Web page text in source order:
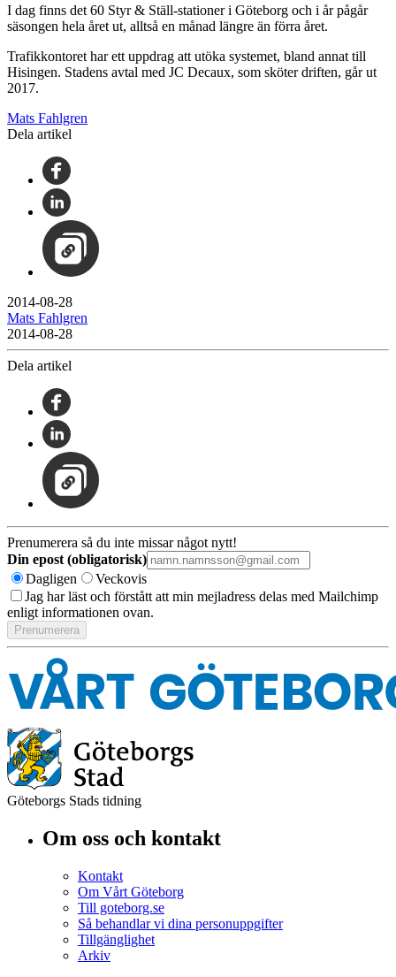
I dag finns det 60 Styr & Ställ-stationer i Göteborg och i år pågår
säsongen hela året ut, alltså en månad längre än förra året.
Trafikkontoret har ett uppdrag att utöka systemet, bland annat till
Hisingen. Stadens avtal med JC Decaux, som sköter driften, går ut
2017.
Mats Fahlgren
Dela artikel
2014-08-28
Mats Fahlgren
2014-08-28
Dela artikel
Prenumerera så du inte missar något nytt!
Din epost (obligatorisk)
Dagligen
Veckovis
Jag har läst och förstått att min mejladress delas med Mailchimp
enligt informationen ovan.
Göteborgs Stads tidning
Om oss och kontakt
Kontakt
Om Vårt Göteborg
Till goteborg.se
Så behandlar vi dina personuppgifter
Tillgänglighet
Arkiv